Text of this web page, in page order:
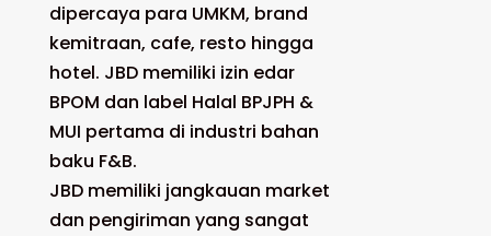
dipercaya para UMKM, brand
kemitraan, cafe, resto hingga
hotel. JBD memiliki izin edar
BPOM dan label Halal BPJPH &
MUI pertama di industri bahan
baku F&B.
JBD memiliki jangkauan market
dan pengiriman yang sangat